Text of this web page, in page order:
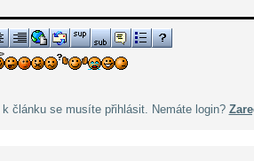
článku se musíte přihlásit. Nemáte login?